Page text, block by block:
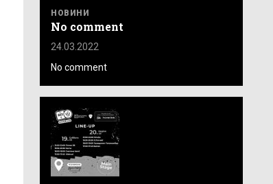
НОВИНИ
No comment
24.03.2022
No comment